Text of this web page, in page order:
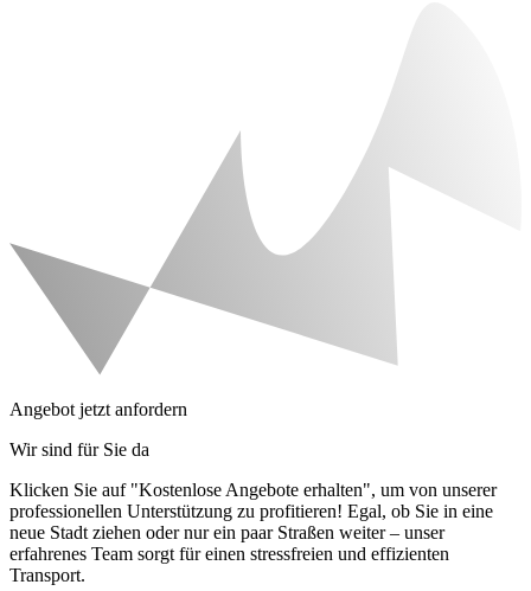
Angebot jetzt anfordern
Wir sind für Sie da
Klicken Sie auf "Kostenlose Angebote erhalten", um von unserer
professionellen Unterstützung zu profitieren! Egal, ob Sie in eine
neue Stadt ziehen oder nur ein paar Straßen weiter – unser
erfahrenes Team sorgt für einen stressfreien und effizienten
Transport.